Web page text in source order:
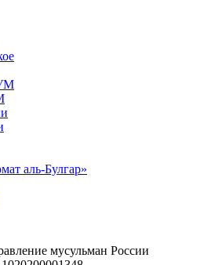
аль-Булгар»
мусульман России